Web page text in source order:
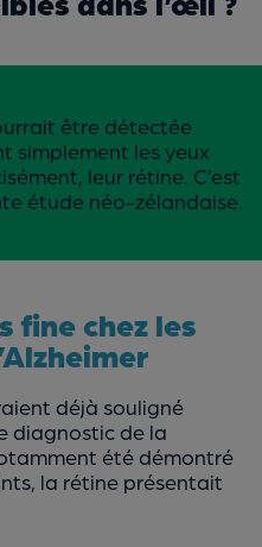
être détectée
simplement les yeux
leur rétine. C’est
étude néo-zélandaise.
fine chez les
déjà souligné
diagnostic de la
été démontré
la rétine présentait